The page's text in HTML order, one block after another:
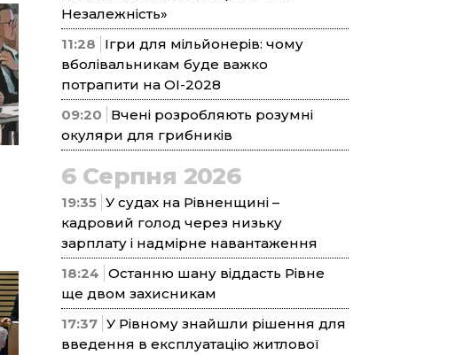
Незалежність»
11:28
Ігри для мільйонерів: чому
вболівальникам буде важко
потрапити на ОІ-2028
09:20
Вчені розробляють розумні
окуляри для грибників
6 Серпня 2026
19:35 У судах на Рівненщині –
кадровий голод через низьку
зарплату і надмірне навантаження
18:24 Останню шану віддасть Рівне
ще двом захисникам
17:37 У Рівному знайшли рішення для
введення в експлуатацію житлової